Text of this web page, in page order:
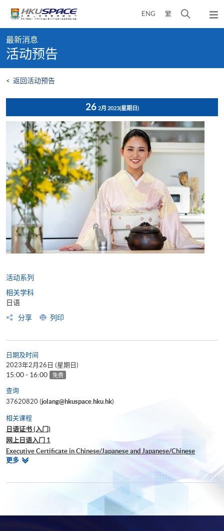
content
ENG 繁
开
弹
出
content
start
最新消息
活动预告
< 返回活动预告
26 2月 2023(星期日)
活动系列
相关学科
日语
分享
列印
日期及时间
2023年2月26日 (星期日)
15:00 - 16:00 免费
查询
37620820 (jolang@hkuspace.hku.hk)
相关课程
日语证书 (入门)
网上日语入门 1
Executive Certificate in Chinese/Japanese and Japanese/Chinese
Translation
证书(单元 : 日本战国时代)
证书(单元 : 抚子十人十色 - 具影响力的日本女性)
日语证书(基础)
更多相